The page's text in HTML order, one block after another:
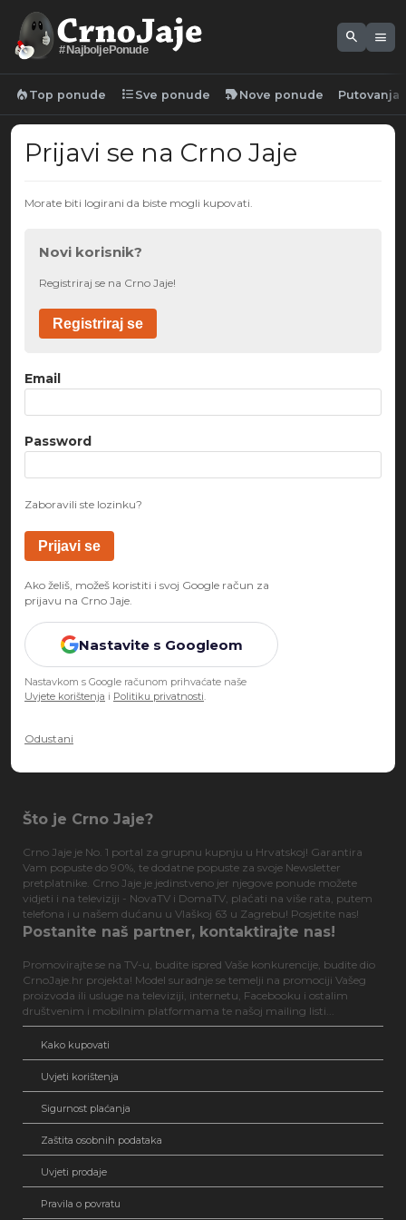
#NajboljePonude
search menu
local_fire_department Top ponude format_list_bulleted Sve ponude new_label Nove ponude Putovanja
Prijavi se na Crno Jaje
Morate biti logirani da biste mogli kupovati.
Novi korisnik?
Registriraj se na Crno Jaje!
Registriraj se
Email
Password
Zaboravili ste lozinku?
Ako želiš, možeš koristiti i svoj Google račun za
prijavu na Crno Jaje.
Nastavite s Googleom
Nastavkom s Google računom prihvaćate naše
Uvjete korištenja i Politiku privatnosti.
Odustani
Što je Crno Jaje?
Crno Jaje je No. 1 portal za grupnu kupnju u Hrvatskoj! Garantira
Vam popuste do 90%, te dodatne popuste za svoje Newsletter
pretplatnike. Crno Jaje je jedinstveno jer njegove ponude možete
vidjeti i na televiziji - NovaTV i DomaTV, plaćati na više rata, putem
telefona i u našem dućanu u Vlaškoj 63 u Zagrebu! Posjetite nas!
Postanite naš partner, kontaktirajte nas!
Promovirajte se na TV-u, budite ispred Vaše konkurencije, budite dio
CrnoJaje.hr projekta! Model suradnje se temelji na promociji Vašeg
proizvoda ili usluge na televiziji, internetu, Facebooku i ostalim
društvenim i mobilnim platformama te našoj mailing listi...
Kako kupovati
Uvjeti korištenja
Sigurnost plaćanja
Zaštita osobnih podataka
Uvjeti prodaje
Pravila o povratu